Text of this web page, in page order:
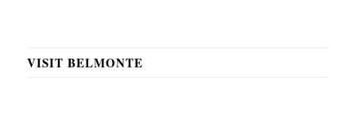
VISIT BELMONTE